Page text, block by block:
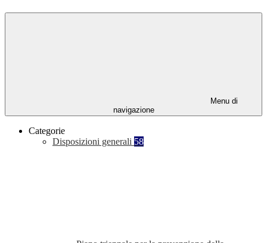
Menu di
navigazione
Categorie
Disposizioni generali 58